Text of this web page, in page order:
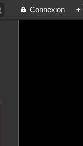
Connexion +